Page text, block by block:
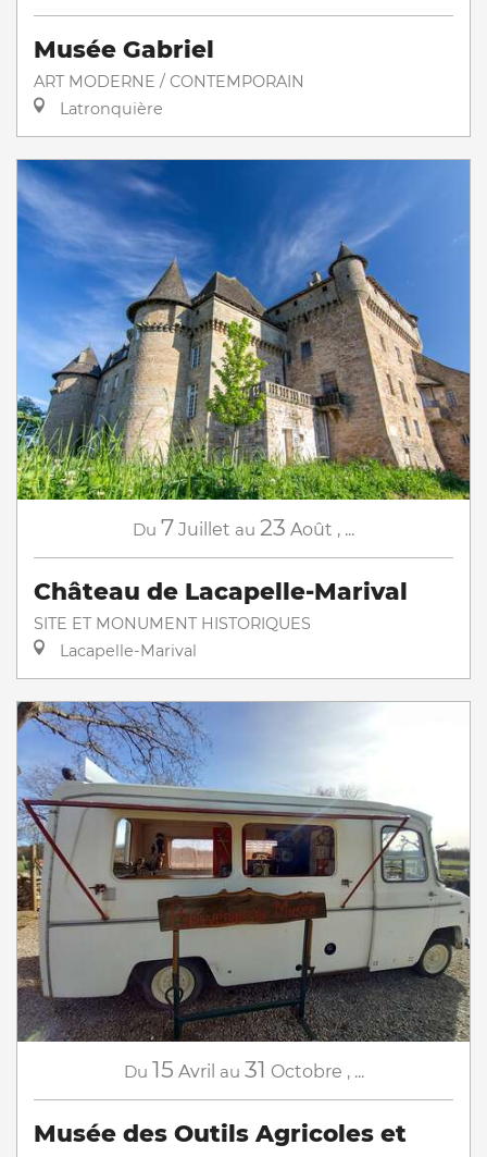
Musée Gabriel
ART MODERNE / CONTEMPORAIN
Latronquière
Du 7 Juillet au 23 Août , ...
Château de Lacapelle-Marival
SITE ET MONUMENT HISTORIQUES
Lacapelle-Marival
Du 15 Avril au 31 Octobre , ...
Musée des Outils Agricoles et